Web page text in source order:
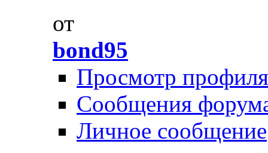
от
bond95
Просмотр профиля
Сообщения
Личное сообщение